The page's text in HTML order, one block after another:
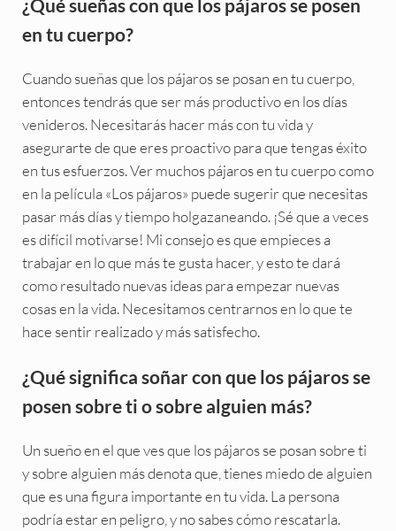
¿Qué sueñas con que los pájaros se posen
en tu cuerpo?
Cuando sueñas que los pájaros se posan en tu cuerpo,
entonces tendrás que ser más productivo en los días
venideros. Necesitarás hacer más con tu vida y
asegurarte de que eres proactivo para que tengas éxito
en tus esfuerzos. Ver muchos pájaros en tu cuerpo como
en la película «Los pájaros» puede sugerir que necesitas
pasar más días y tiempo holgazaneando. ¡Sé que a veces
es difícil motivarse! Mi consejo es que empieces a
trabajar en lo que más te gusta hacer, y esto te dará
como resultado nuevas ideas para empezar nuevas
cosas en la vida. Necesitamos centrarnos en lo que te
hace sentir realizado y más satisfecho.
¿Qué significa soñar con que los pájaros se
posen sobre ti o sobre alguien más?
Un sueño en el que ves que los pájaros se posan sobre ti
y sobre alguien más denota que, tienes miedo de alguien
que es una figura importante en tu vida. La persona
podría estar en peligro, y no sabes cómo rescatarla.